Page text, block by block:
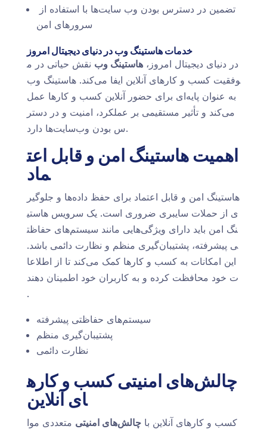
تضمین در دسترس بودن وب سایت‌ها با استفاده از
سرورهای امن
خدمات هاستینگ وب در دنیای دیجیتال امروز
در دنیای دیجیتال امروز،هاستینگ وب نقش حیاتی در م
وفقیت کسب و کارهای آنلاین ایفا می‌کند. هاستینگ وب
به عنوان پایه‌ای برای حضور آنلاین کسب و کارها عمل
می‌کند و تأثیر مستقیمی بر عملکرد، امنیت و در دستر
س بودن وب‌سایت‌ها دارد.
اهمیت هاستینگ امن و قابل اعت
ماد
هاستینگ امن و قابل اعتماد برای حفظ داده‌ها و جلوگیر
ی از حملات سایبری ضروری است. یک سرویس هاستی
نگ امن باید دارای ویژگی‌هایی مانند سیستم‌های حفاظت
ی پیشرفته، پشتیبان‌گیری منظم و نظارت دائمی باشد.
این امکانات به کسب و کارها کمک می‌کند تا از اطلاعا
ت خود محافظت کرده و به کاربران خود اطمینان دهند
.
سیستم‌های حفاظتی پیشرفته
پشتیبان‌گیری منظم
نظارت دائمی
چالش‌های امنیتی کسب و کاره
ای آنلاین
کسب و کارهای آنلاین باچالش‌های امنیتی متعددی موا